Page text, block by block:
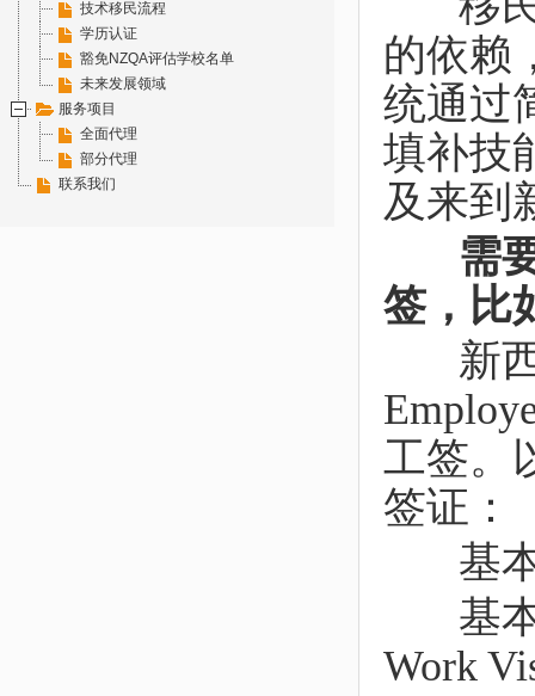
技术移民流程
学历认证
豁免NZQA评估学校名单
未来发展领域
服务项目
全面代理
部分代理
联系我们
的依赖
统通过
填补技
及来到
需要
签，比
新西
工签。
签证：
基本
基本
Work